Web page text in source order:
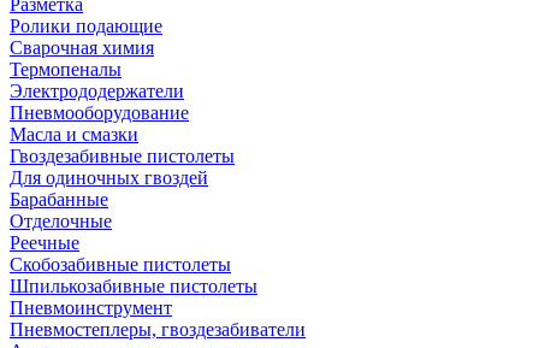
Разметка
Ролики подающие
Сварочная химия
Термопеналы
Электрододержатели
Пневмооборудование
Масла и смазки
Гвоздезабивные пистолеты
Для одиночных гвоздей
Барабанные
Отделочные
Реечные
Скобозабивные пистолеты
Шпилькозабивные пистолеты
Пневмоинструмент
Пневмостеплеры, гвоздезабиватели